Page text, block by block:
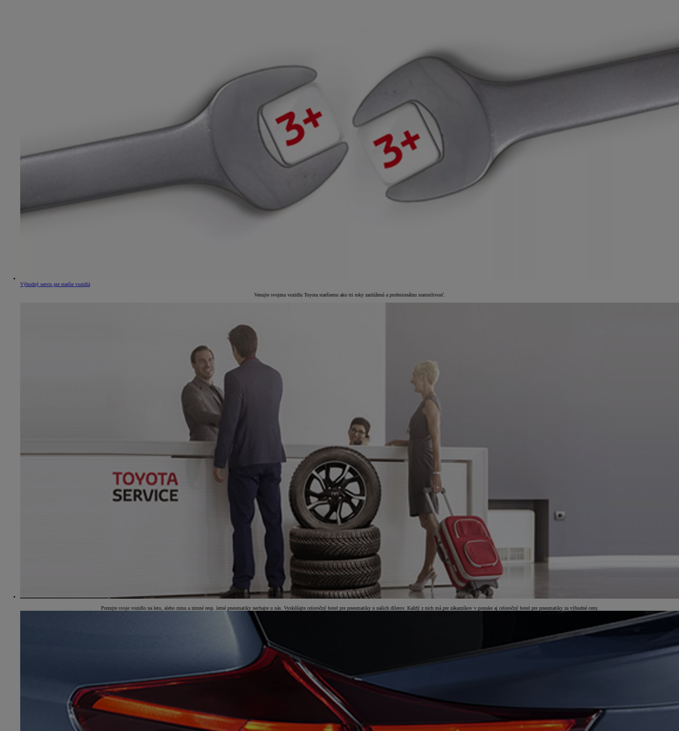
Výhodný servis pre staršie vozidlá
Venujte svojmu vozidlu Toyota staršiemu ako tri roky zaslúženú a profesionálnu starostlivosť.
Prezujte svoje vozidlo na leto, alebo zimu a zimné resp. letné pneumatiky nechajte u nás. Vyskúšajte celoročný hotel pre pneumatiky u našich dílerov. Každý z nich má pre zákazníkov v ponuke aj celoročný hotel pre pneumatiky za výhodné ceny.